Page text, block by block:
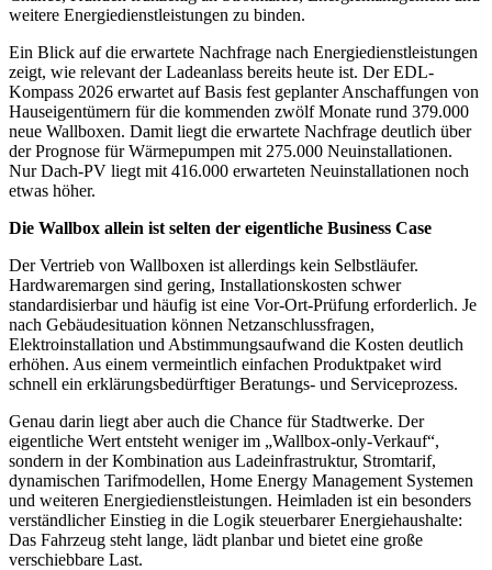
weitere Energiedienstleistungen zu binden.
Ein Blick auf die erwartete Nachfrage nach Energiedienstleistungen
zeigt, wie relevant der Ladeanlass bereits heute ist. Der EDL-
Kompass 2026 erwartet auf Basis fest geplanter Anschaffungen von
Hauseigentümern für die kommenden zwölf Monate rund 379.000
neue Wallboxen. Damit liegt die erwartete Nachfrage deutlich über
der Prognose für Wärmepumpen mit 275.000 Neuinstallationen.
Nur Dach-PV liegt mit 416.000 erwarteten Neuinstallationen noch
etwas höher.
Die Wallbox allein ist selten der eigentliche Business Case
Der Vertrieb von Wallboxen ist allerdings kein Selbstläufer.
Hardwaremargen sind gering, Installationskosten schwer
standardisierbar und häufig ist eine Vor-Ort-Prüfung erforderlich. Je
nach Gebäudesituation können Netzanschlussfragen,
Elektroinstallation und Abstimmungsaufwand die Kosten deutlich
erhöhen. Aus einem vermeintlich einfachen Produktpaket wird
schnell ein erklärungsbedürftiger Beratungs- und Serviceprozess.
Genau darin liegt aber auch die Chance für Stadtwerke. Der
eigentliche Wert entsteht weniger im „Wallbox-only-Verkauf“,
sondern in der Kombination aus Ladeinfrastruktur, Stromtarif,
dynamischen Tarifmodellen, Home Energy Management Systemen
und weiteren Energiedienstleistungen. Heimladen ist ein besonders
verständlicher Einstieg in die Logik steuerbarer Energiehaushalte:
Das Fahrzeug steht lange, lädt planbar und bietet eine große
verschiebbare Last.